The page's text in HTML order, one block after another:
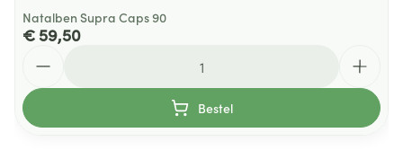
Natalben Supra Caps 90
€ 59,50
Bestel